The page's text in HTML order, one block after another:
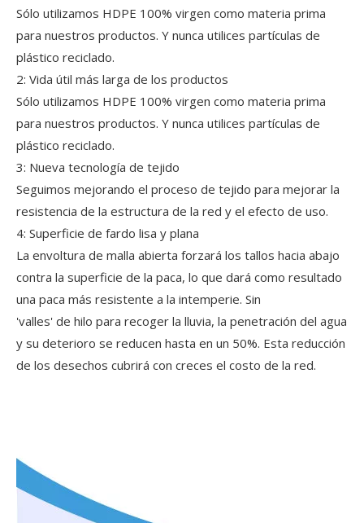
Sólo utilizamos HDPE 100% virgen como materia prima
para nuestros productos. Y nunca utilices partículas de
plástico reciclado.
2: Vida útil más larga de los productos
Sólo utilizamos HDPE 100% virgen como materia prima
para nuestros productos. Y nunca utilices partículas de
plástico reciclado.
3: Nueva tecnología de tejido
Seguimos mejorando el proceso de tejido para mejorar la
resistencia de la estructura de la red y el efecto de uso.
4: Superficie de fardo lisa y plana
La envoltura de malla abierta forzará los tallos hacia abajo
contra la superficie de la paca, lo que dará como resultado
una paca más resistente a la intemperie. Sin
'valles' de hilo para recoger la lluvia, la penetración del agua
y su deterioro se reducen hasta en un 50%. Esta reducción
de los desechos cubrirá con creces el costo de la red.